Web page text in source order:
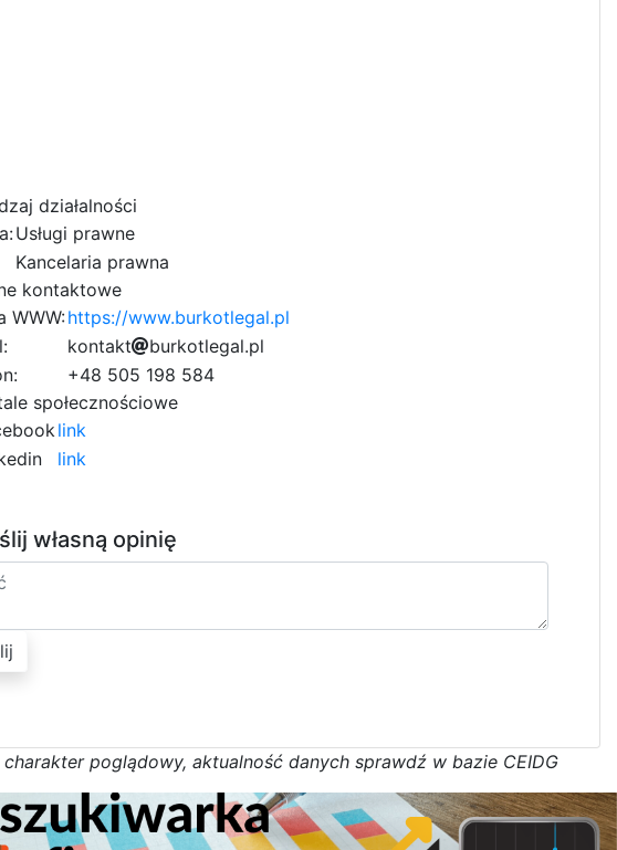
działalności
Usługi prawne
Kancelaria prawna
kontaktowe
WWW:https://www.burkotlegal.pl
k8
d
ontakt burkotle1
g8
al.pl
+48 505 198 584
społecznościowe
link
link
własną opinię
charakter poglądowy, aktualność danych sprawdź w bazie CEIDG